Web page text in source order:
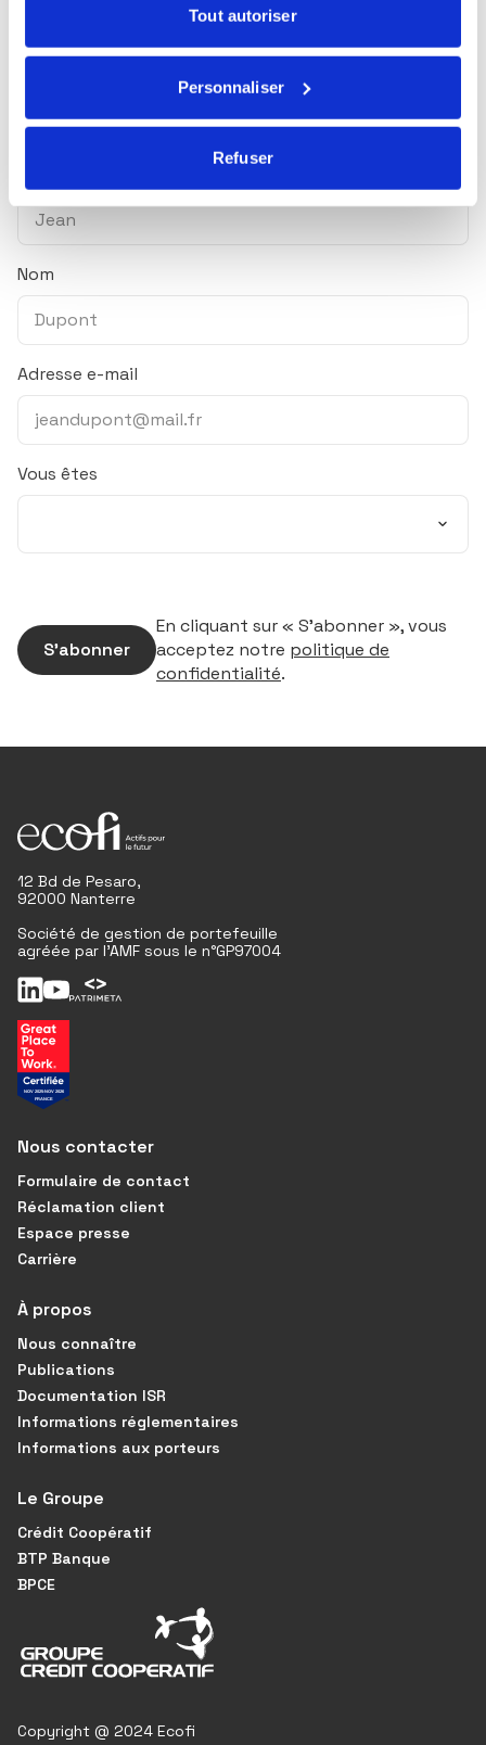
Tout autoriser
Personnaliser
Refuser
Newsletter trimestrielle
Nom
Adresse e-mail
Vous êtes
S’abonner
En cliquant sur « S’abonner », vous
acceptez notre politique de
confidentialité.
12 Bd de Pesaro,
92000 Nanterre
Société de gestion de portefeuille
agréée par l'AMF sous le n°GP97004
Nous contacter
Formulaire de contact
Réclamation client
Espace presse
Carrière
À propos
Nous connaître
Publications
Documentation ISR
Informations réglementaires
Informations aux porteurs
Le Groupe
Crédit Coopératif
BTP Banque
BPCE
Copyright @ 2024 Ecofi